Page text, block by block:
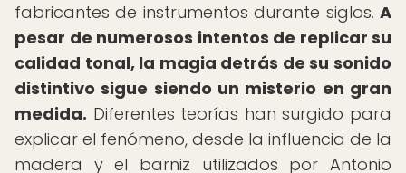
fabricantes de instrumentos durante siglos. A
pesar de numerosos intentos de replicar su
calidad tonal, la magia detrás de su sonido
distintivo sigue siendo un misterio en gran
medida. Diferentes teorías han surgido para
explicar el fenómeno, desde la influencia de la
madera y el barniz utilizados por Antonio